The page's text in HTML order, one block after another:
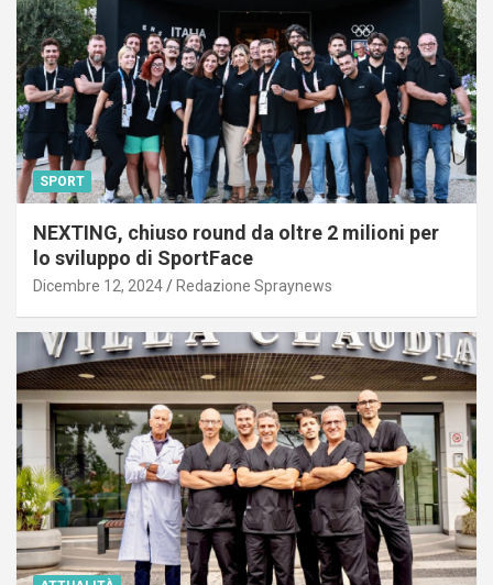
SPORT
NEXTING, chiuso round da oltre 2 milioni per
lo sviluppo di SportFace
Dicembre 12, 2024 Redazione Spraynews